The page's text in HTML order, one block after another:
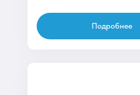
Подробнее